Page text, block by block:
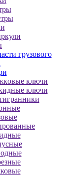
грузового
ключи
ключи